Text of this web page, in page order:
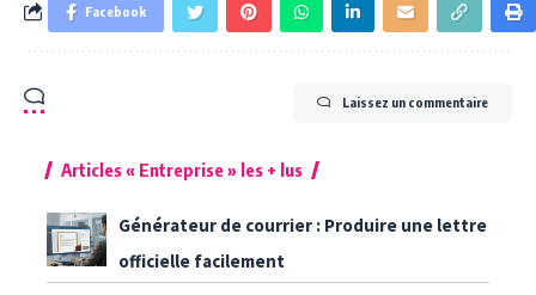
Facebook
Laissez un commentaire
Articles « Entreprise » les + lus
Générateur de courrier : Produire une lettre
officielle facilement